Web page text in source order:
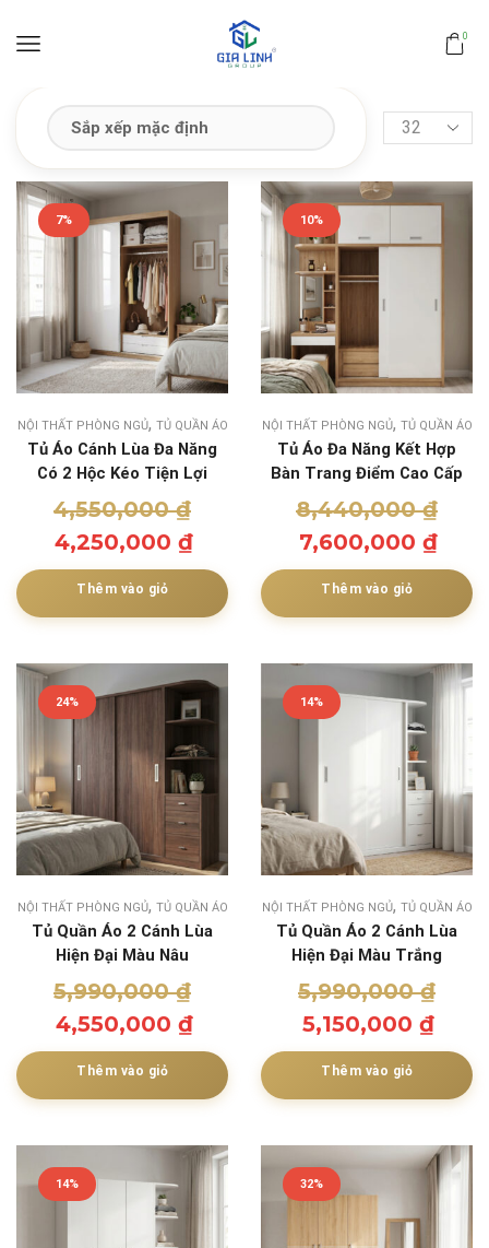
0
7%
NỘI THẤT PHÒNG NGỦ, TỦ QUẦN ÁO
Tủ Áo Cánh Lùa Đa Năng
Có 2 Hộc Kéo Tiện Lợi
4,550,000₫
4,250,000 ₫
Thêm vào giỏ
10%
NỘI THẤT PHÒNG NGỦ, TỦ QUẦN ÁO
Tủ Áo Đa Năng Kết Hợp
Bàn Trang Điểm Cao Cấp
8,440,000₫
7,600,000 ₫
Thêm vào giỏ
24%
NỘI THẤT PHÒNG NGỦ, TỦ QUẦN ÁO
Tủ Quần Áo 2 Cánh Lùa
Hiện Đại Màu Nâu
5,990,000₫
4,550,000 ₫
Thêm vào giỏ
14%
NỘI THẤT PHÒNG NGỦ, TỦ QUẦN ÁO
Tủ Quần Áo 2 Cánh Lùa
Hiện Đại Màu Trắng
5,990,000₫
5,150,000 ₫
Thêm vào giỏ
14% 32%